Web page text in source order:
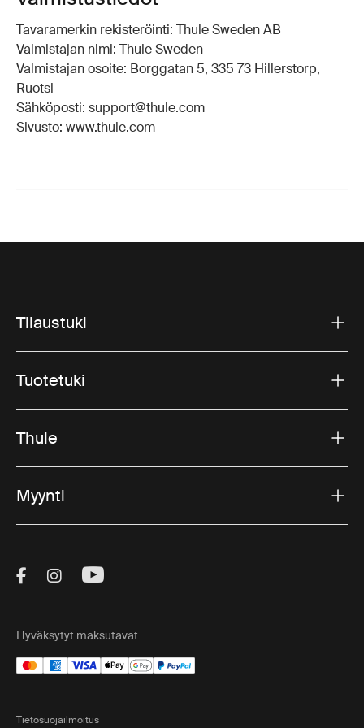
Tavaramerkin rekisteröinti: Thule Sweden AB
Valmistajan nimi: Thule Sweden
Valmistajan osoite: Borggatan 5, 335 73 Hillerstorp,
Ruotsi
Sähköposti: support@thule.com
Sivusto: www.thule.com
Tilaustuki
Tuotetuki
Thule
Myynti
Visit Thule on Facebook (external link)
Visit Thule on Instagram (external link)
Visit Thule on Youtube (external
Hyväksytyt maksutavat
Tietosuojailmoitus